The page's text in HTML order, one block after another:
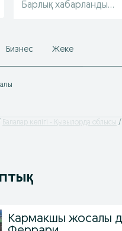
Барлық
Бизнес Жеке
Балалар көлігі - Қызылорда облысы
Кармакшы жосалы